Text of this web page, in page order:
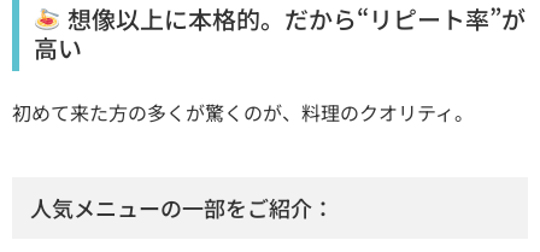
想像以上に本格的。だから“リピート率”が
高い
初めて来た方の多くが驚くのが、料理のクオリティ。
人気メニューの一部をご紹介：